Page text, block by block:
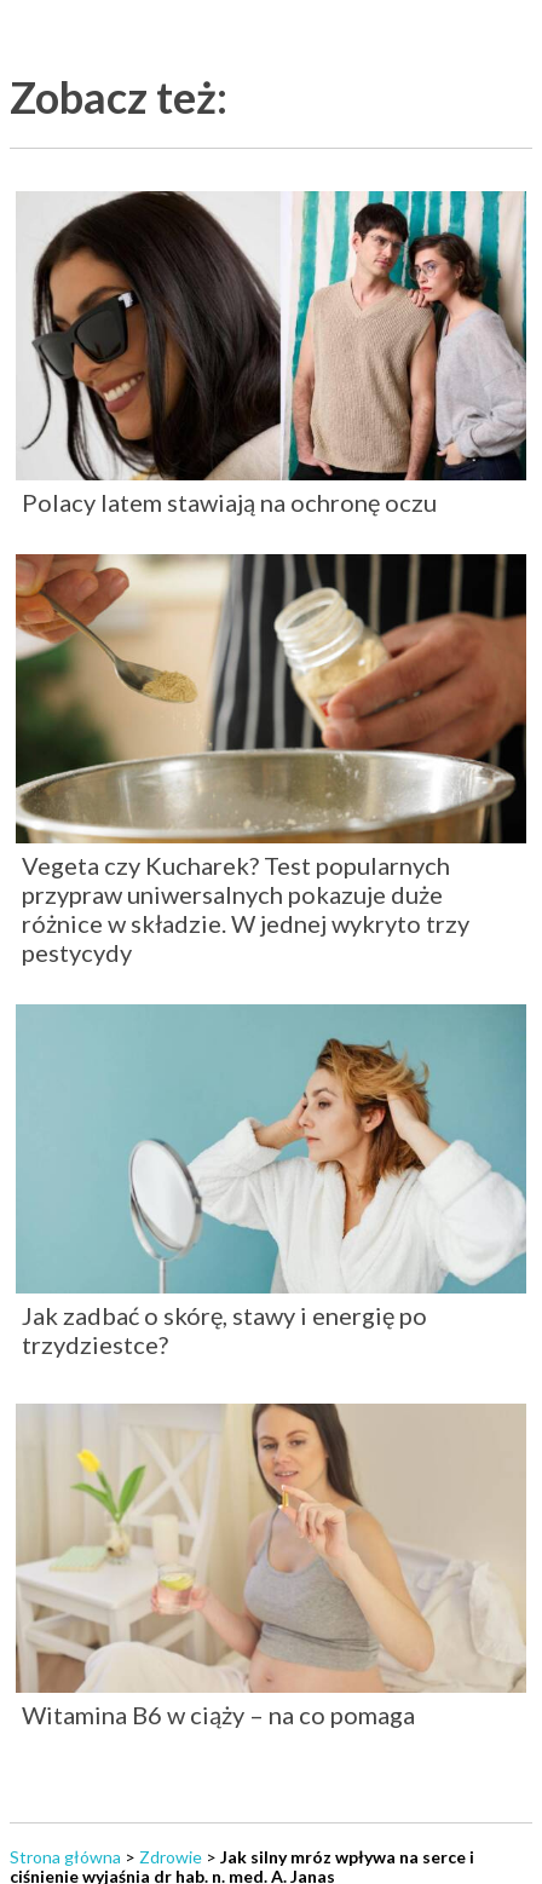
Zobacz też:
Polacy latem stawiają na ochronę oczu
Vegeta czy Kucharek? Test popularnych
przypraw uniwersalnych pokazuje duże
różnice w składzie. W jednej wykryto trzy
pestycydy
Jak zadbać o skórę, stawy i energię po
trzydziestce?
Witamina B6 w ciąży – na co pomaga
Strona główna > Zdrowie > Jak silny mróz wpływa na serce i
ciśnienie wyjaśnia dr hab. n. med. A. Janas